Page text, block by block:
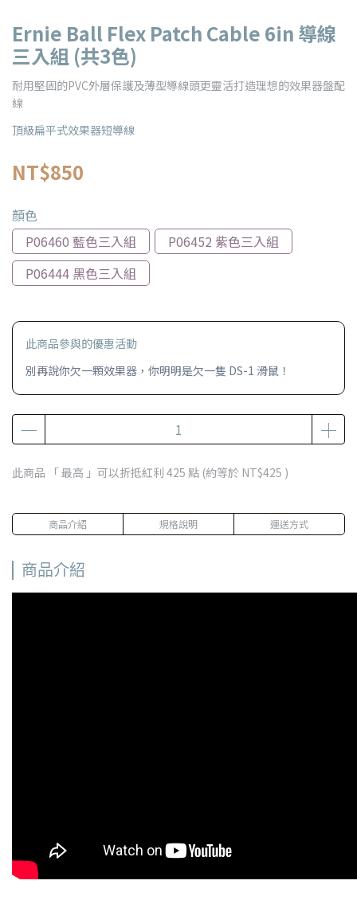
Ernie Ball Flex Patch Cable 6in 導線
三入組 (共3色)
耐用堅固的PVC外層保護及薄型導線頭更靈活打造理想的效果器盤配
線
頂級扁平式效果器短導線
NT$850
顏色
P06460 藍色三入組
P06452 紫色三入組
P06444 黑色三入組
此商品參與的優惠活動
別再說你欠一顆效果器，你明明是欠一隻 DS-1 滑鼠！
此商品 「 最高 」可以折抵紅利 425 點 (約等於 NT$425 )
商品介紹 規格說明 運送方式
商品介紹